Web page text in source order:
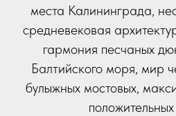
места Калининграда,
средневековая
гармония песчаных
Балтийского моря, мир
булыжных мостовых,